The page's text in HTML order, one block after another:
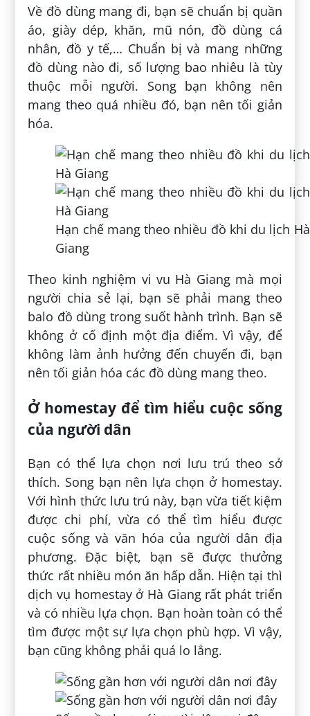
Về đồ dùng mang đi, bạn sẽ chuẩn bị quần
áo, giày dép, khăn, mũ nón, đồ dùng cá
nhân, đồ y tế,… Chuẩn bị và mang những
đồ dùng nào đi, số lượng bao nhiêu là tùy
thuộc mỗi người. Song bạn không nên
mang theo quá nhiều đó, bạn nên tối giản
hóa.
Hạn chế mang theo nhiều đồ khi du lịch Hà
Giang
Theo kinh nghiệm vi vu Hà Giang mà mọi
người chia sẻ lại, bạn sẽ phải mang theo
balo đồ dùng trong suốt hành trình. Bạn sẽ
không ở cố định một địa điểm. Vì vậy, để
không làm ảnh hưởng đến chuyến đi, bạn
nên tối giản hóa các đồ dùng mang theo.
Ở homestay để tìm hiểu cuộc sống
của người dân
Bạn có thể lựa chọn nơi lưu trú theo sở
thích. Song bạn nên lựa chọn ở homestay.
Với hình thức lưu trú này, bạn vừa tiết kiệm
được chi phí, vừa có thể tìm hiểu được
cuộc sống và văn hóa của người dân địa
phương. Đặc biệt, bạn sẽ được thưởng
thức rất nhiều món ăn hấp dẫn. Hiện tại thì
dịch vụ homestay ở Hà Giang rất phát triển
và có nhiều lựa chọn. Bạn hoàn toàn có thể
tìm được một sự lựa chọn phù hợp. Vì vậy,
bạn cũng không phải quá lo lắng.